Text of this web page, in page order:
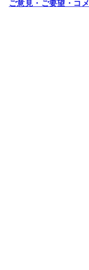
ご意見・ご要望・コ